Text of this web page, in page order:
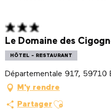
Le Domaine des
HÔTEL - RESTAURANT
Départementale 917, 59710
M'y rendre
Partager Ajouter aux